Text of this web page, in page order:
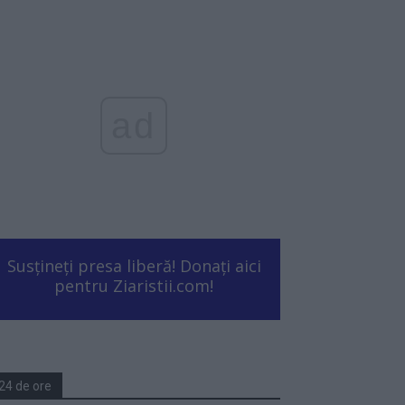
Susțineți presa liberă! Donați aici
pentru Ziaristii.com!
de ore